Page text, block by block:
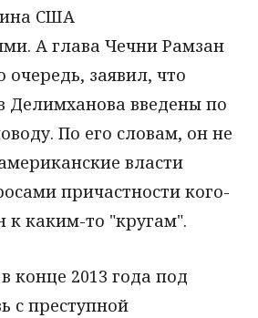
США
А глава Чечни Рамзан
заявил, что
Делимханова введены по
По его словам, он не
власти
причастности кого-
к каким-то "кругам".
конце 2013 года под
с преступной